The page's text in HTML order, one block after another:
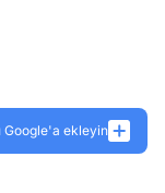
Google'a ekleyin